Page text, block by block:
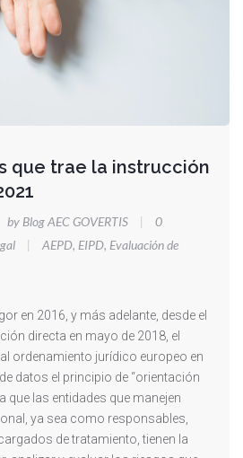
que trae la instrucción
by Blog AEC GOVERTIS |
0
| AEPD, EIPD, Evaluación de
en 2016, y más adelante, desde el
directa en mayo de 2018, el
ordenamiento jurídico europeo en
datos el principio de “orientación
que las entidades que manejen
ya sea como responsables,
de tratamiento, tienen la